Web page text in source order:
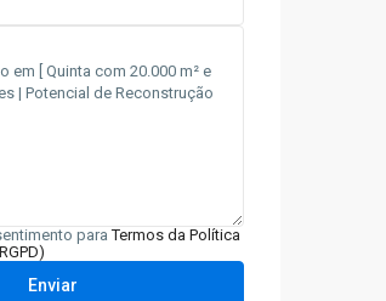
paraTermos da Política